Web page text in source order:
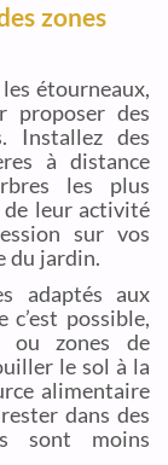
zones
étourneaux,
proposer des
Installez des
à distance
les plus
de leur activité
sur vos
du jardin.
adaptés aux
possible,
ou zones de
le sol à la
alimentaire
dans des
sont moins